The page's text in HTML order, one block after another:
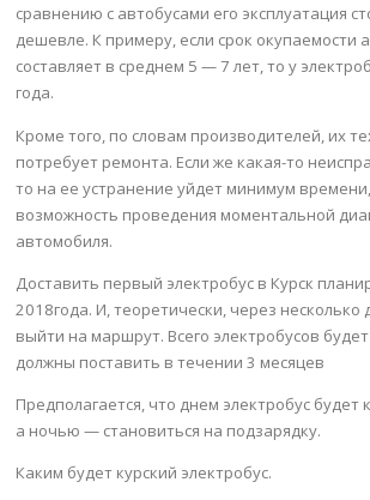
сравнению с автобусами его эксплуатация
дешевле. К примеру, если срок окупаемости
составляет в среднем 5 — 7 лет, то у
года.
Кроме того, по словам производителей, их
потребует ремонта. Если же какая-то
то на ее устранение уйдет минимум времени,
возможность проведения моментальной
автомобиля.
Доставить первый электробус в Курск
2018года. И, теоретически, через
выйти на маршрут. Всего электробусов
должны поставить в течении 3 месяцев
Предполагается, что днем электробус будет
а ночью — становиться на подзарядку.
Каким будет курский электробус.